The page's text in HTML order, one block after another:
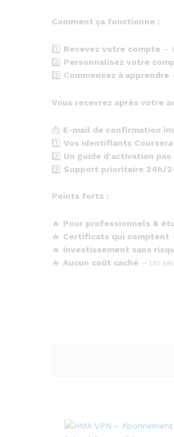
Comment ça fonctionne :
1️⃣ Recevez votre compte –
2️⃣ Personnalisez votre
3️⃣ Commencez à apprendre
Vous recevrez après votre
📩 E-mail de confirmation
1️⃣ Vos identifiants Coursera
2️⃣ Un guide d’activation pas
3️⃣ Support prioritaire 24h/
Points forts :
🔥 Pour professionnels &
🔥 Certificats qui comptent
🔥 Investissement sans
🔥 Aucun coût caché – Un